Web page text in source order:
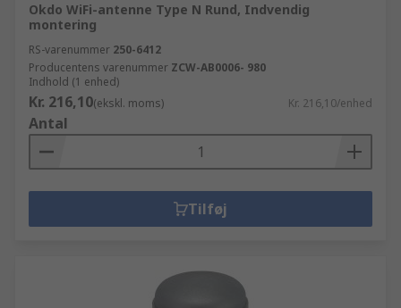
Okdo WiFi-antenne Type N Rund, Indvendig
montering
RS-varenummer 250-6412
Producentens varenummer ZCW-AB0006- 980
Indhold (1 enhed)
Kr. 216,10(ekskl. moms) Kr. 216,10/enhed
Antal
Tilføj